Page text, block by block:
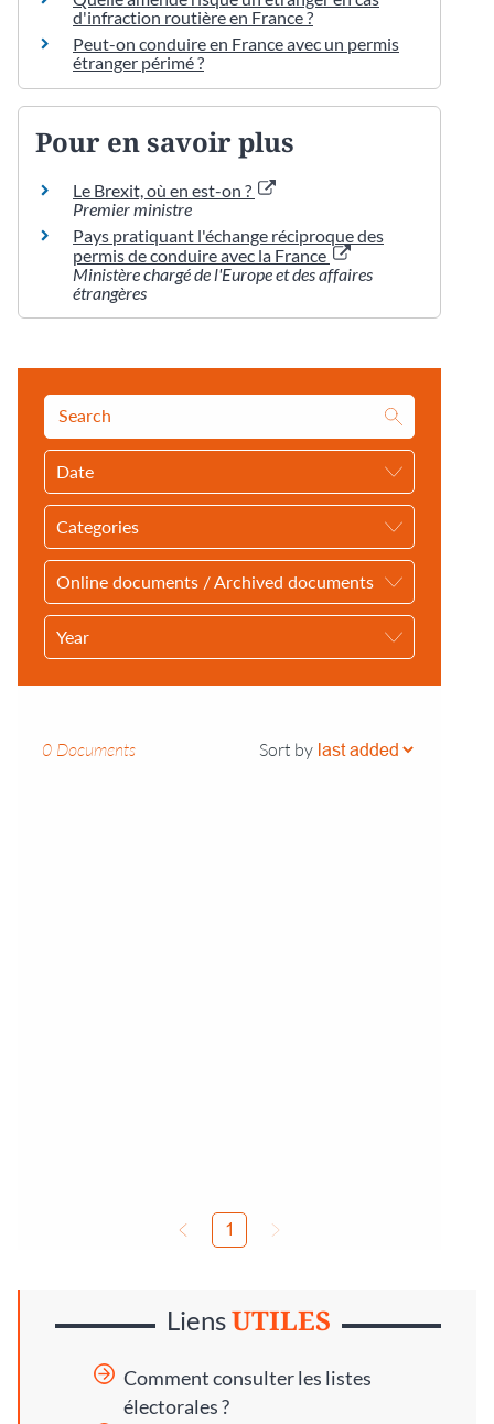
d'infraction routière en France ?
Peut-on conduire en France avec un permis
étranger périmé ?
Pour en savoir plus
Le Brexit, où en est-on ?
Premier ministre
Pays pratiquant l'échange réciproque des
permis de conduire avec la France
Ministère chargé de l'Europe et des affaires
étrangères
LiensUTILES
Comment consulter les listes
électorales ?